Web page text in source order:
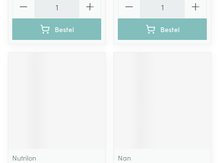
Bestel Bestel
Nutrilon
Nan